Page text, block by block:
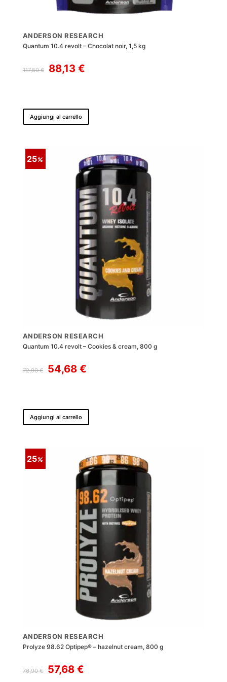
ANDERSON RESEARCH
Quantum 10.4 revolt – Chocolat noir, 1,5 kg
117,50€
Il
prezzo
117,50 €.
88,13 €Il
88,13 €.
Aggiungi al carrello
25
ANDERSON RESEARCH
Quantum 10.4 revolt – Cookies & cream, 800 g
72,90€
Il
prezzo
72,90 €.
54,68 €Il
54,68 €.
Aggiungi al carrello
25
ANDERSON RESEARCH
Prolyze 98.62 Optipep® – hazelnut cream, 800 g
76,90€
Il
prezzo
57,68 €Il